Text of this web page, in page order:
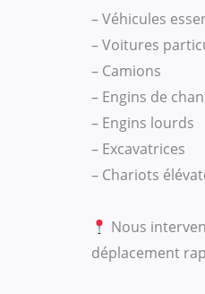
– Véhicules
– Voitures
– Camions
– Engins de
– Engins lourds
– Excavatrices
– Chariots
Nous
déplacement